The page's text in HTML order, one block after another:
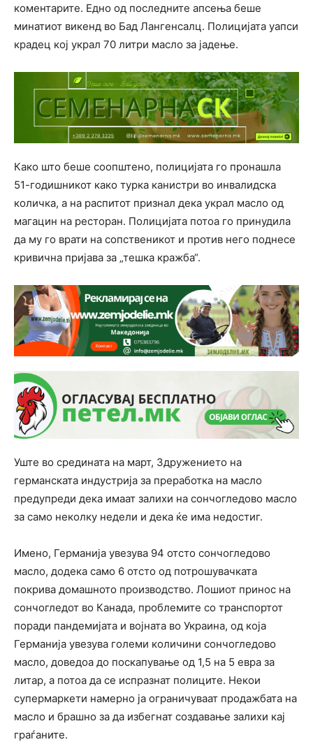
коментарите. Едно од последните апсења беше
минатиот викенд во Бад Лангенсалц. Полицијата уапси
крадец кој украл 70 литри масло за јадење.
Како што беше соопштено, полицијата го пронашла
51-годишникот како турка канистри во инвалидска
количка, а на распитот признал дека украл масло од
магацин на ресторан. Полицијата потоа го принудила
да му го врати на сопственикот и против него поднесе
кривична пријава за „тешка кражба“.
Уште во средината на март, Здружението на
германската индустрија за преработка на масло
предупреди дека имаат залихи на сончогледово масло
за само неколку недели и дека ќе има недостиг.
Имено, Германија увезува 94 отсто сончогледово
масло, додека само 6 отсто од потрошувачката
покрива домашното производство. Лошиот принос на
сончогледот во Канада, проблемите со транспортот
поради пандемијата и војната во Украина, од која
Германија увезува големи количини сончогледово
масло, доведоа до поскапување од 1,5 на 5 евра за
литар, а потоа да се испразнат полиците. Некои
супермаркети намерно ја ограничуваат продажбата на
масло и брашно за да избегнат создавање залихи кај
граѓаните.